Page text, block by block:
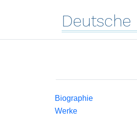
Deutsche
Biographie
Werke